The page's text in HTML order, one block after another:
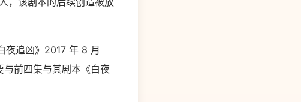
夜追凶》2017 年 8 月
前四集与其剧本《白夜